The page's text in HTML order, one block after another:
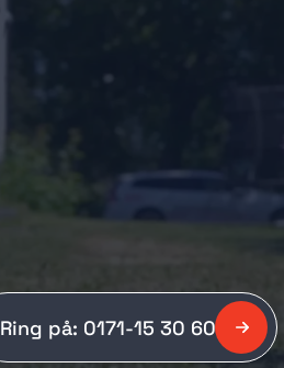
Ring på: 0171-15 30 60